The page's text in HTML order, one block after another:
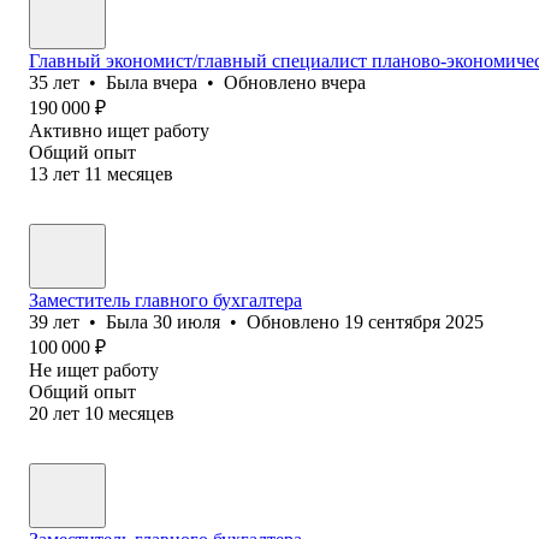
Главный экономист/главный специалист планово-
35 лет • Была вчера • Обновлено вчера
190 000 ₽
Активно ищет работу
Общий опыт
13 лет 11 месяцев
Заместитель главного бухгалтера
39 лет • Была 30 июля • Обновлено 19 сентября 2025
100 000 ₽
Не ищет работу
Общий опыт
20 лет 10 месяцев